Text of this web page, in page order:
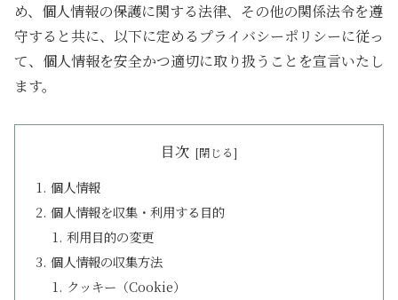
め、個人情報の保護に関する法律、その他の関係法令を遵
守すると共に、以下に定めるプライバシーポリシーに従っ
て、個人情報を安全かつ適切に取り扱うことを宣言いたし
ます。
目次
個人情報
個人情報を収集・利用する目的
利用目的の変更
個人情報の収集方法
クッキー（Cookie）